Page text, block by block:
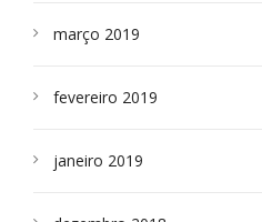
março 2019
fevereiro 2019
janeiro 2019